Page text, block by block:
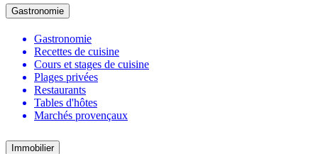
Gastronomie
Gastronomie
Recettes de cuisine
Cours et stages de cuisine
Plages privées
Restaurants
Tables d'hôtes
Marchés provençaux
Immobilier